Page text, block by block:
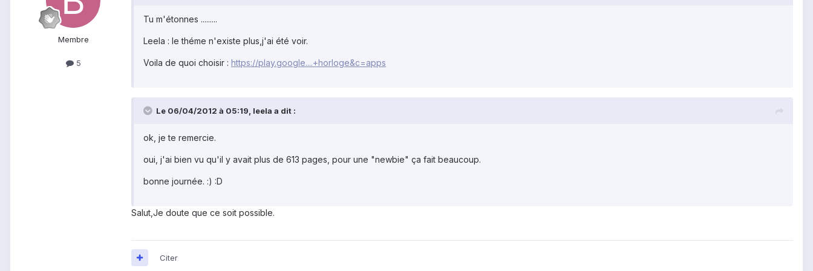
Membre
5
Tu m'étonnes .........
Leela : le théme n'existe plus,j'ai été voir.
Voila de quoi choisir : https://play.google....+horloge&c=apps
Le 06/04/2012 à 05:19, leela a dit :
ok, je te remercie.
oui, j'ai bien vu qu'il y avait plus de 613 pages, pour une "newbie" ça fait beaucoup.
bonne journée. :) :D
Salut,Je doute que ce soit possible.
Citer